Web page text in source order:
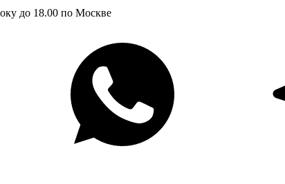
до 18.00 по Москве